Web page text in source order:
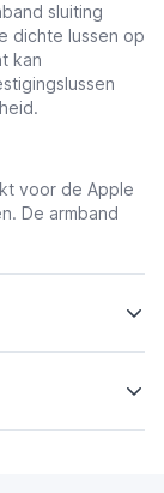
sluiting
dichte lussen op
kan
voor de Apple
De armband